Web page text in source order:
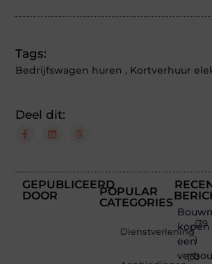
Tags:
Bedrijfswagen huren , Kortverhuur
Deel dit:
GEPUBLICEERD
DOOR
POPULAR
CATEGORIES
Dienstverlening
(39
)
(33
kopen
een